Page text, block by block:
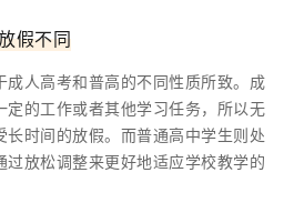
假不同
人高考和普高的不同性质所致。成
定的工作或者其他学习任务，所以无
长时间的放假。而普通高中学生则处
放松调整来更好地适应学校教学的